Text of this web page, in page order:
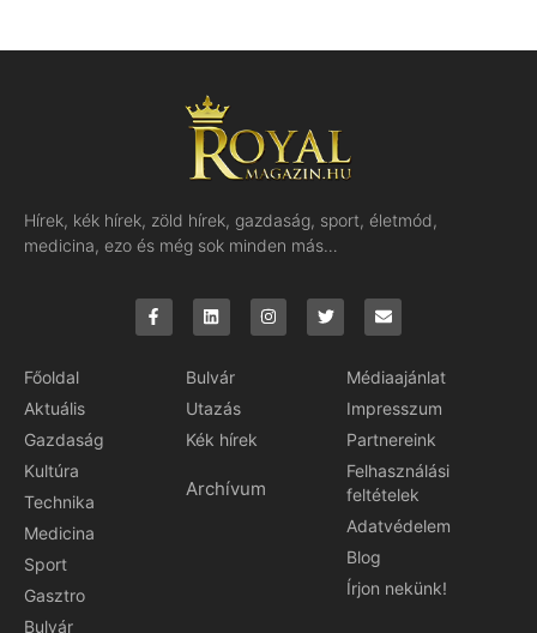
Hírek, kék hírek, zöld hírek, gazdaság, sport, életmód,
medicina, ezo és még sok minden más…
Főoldal
Aktuális
Gazdaság
Kultúra
Technika
Medicina
Sport
Gasztro
Bulvár
Bulvár
Utazás
Kék hírek
Archívum
Médiaajánlat
Impresszum
Partnereink
Felhasználási
feltételek
Adatvédelem
Blog
Írjon nekünk!